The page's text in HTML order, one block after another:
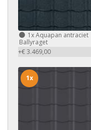
1xAquapan antraciet
Ballyraget
+€ 3.469,00
1x